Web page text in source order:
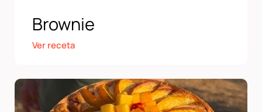
Brownie
Ver receta